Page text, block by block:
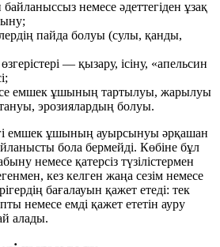
немесе әдеттегіден ұзақ
пайда болуы (сулы, қанды,
өзгерістері — қызару, ісіну, «апельсин
емшек ұшының тартылуы, жарылуы
эрозиялардың болуы.
емшек ұшының ауырсынуы әрқашан
бола бермейді. Көбіне бұл
немесе қатерсіз түзілістермен
кез келген жаңа сезім немесе
бағалауын қажет етеді: тек
немесе емді қажет ететін ауру
алады.